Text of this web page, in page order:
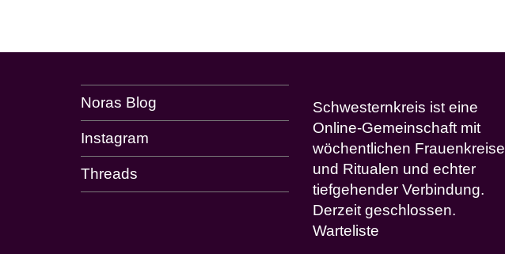
Noras Blog
Instagram
Threads
Schwesternkreis ist eine
Online-Gemeinschaft mit
wöchentlichen
und Ritualen und echter
tiefgehender Verbindung.
Derzeit geschlossen.
Warteliste